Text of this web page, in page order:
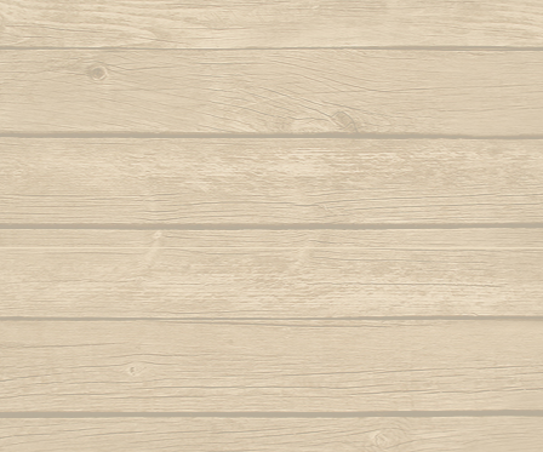
Armas brancas (Tiririca e Tucum e
Navalha)
Autor : Macaco Preto (Abada)
Aruandê (zumbi foi guerreiro)
Bahia de outrora
Autor : Mestre Mão Branca (Capoeira
Gerais)
Balança o corpo sinha
Autor : Mestre Pernalonga
Beriba e pau, e pau
O
Autor : Mestre
O negro,
Autor : Cobra
O pé passou
O
Autor :